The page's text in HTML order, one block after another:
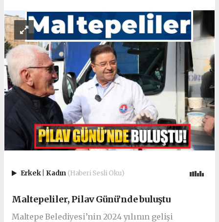
Erkek Kadın (Haberi Sesli Oku)
Maltepeliler, Pilav Günü’nde buluştu
Maltepe Belediyesi’nin 2024 yılının gelişi